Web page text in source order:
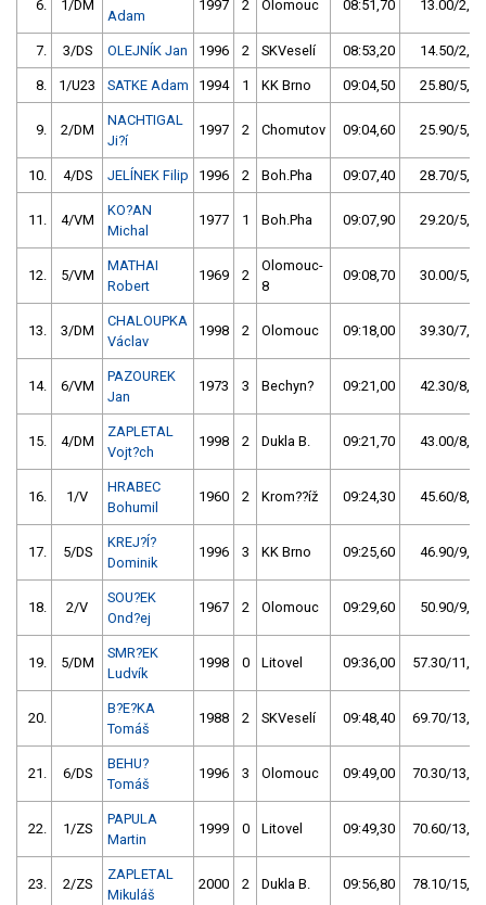
6. 1/DM
Adam
1997 2 Olomouc 08:51,70 13.00/2,5
7. 3/DS OLEJNÍK Jan 1996 2 SKVeselí 08:53,20 14.50/2,8
8. 1/U23 SATKE Adam 1994 1 KK Brno 09:04,50 25.80/5,0
9. 2/DM
NACHTIGAL
Ji?í
1997 2 Chomutov 09:04,60 25.90/5,0
10. 4/DS JELÍNEK Filip 1996 2 Boh.Pha 09:07,40 28.70/5,5
11. 4/VM
KO?AN
Michal
1977 1 Boh.Pha 09:07,90 29.20/5,6
12. 5/VM
MATHAI
Robert
1969 2
Olomouc-
8
09:08,70 30.00/5,8
13. 3/DM
CHALOUPKA
Václav
1998 2 Olomouc 09:18,00 39.30/7,6
14. 6/VM
PAZOUREK
Jan
1973 3 Bechyn? 09:21,00 42.30/8,2
15. 4/DM
ZAPLETAL
Vojt?ch
1998 2 Dukla B. 09:21,70 43.00/8,3
16. 1/V
HRABEC
Bohumil
1960 2 Krom??íž 09:24,30 45.60/8,8
17. 5/DS
KREJ?Í?
Dominik
1996 3 KK Brno 09:25,60 46.90/9,0
18. 2/V
SOU?EK
Ond?ej
1967 2 Olomouc 09:29,60 50.90/9,8
19. 5/DM
SMR?EK
Ludvík
1998 0 Litovel 09:36,00 57.30/11,0
20.
B?E?KA
Tomáš
1988 2 SKVeselí 09:48,40 69.70/13,4
21. 6/DS
BEHU?
Tomáš
1996 3 Olomouc 09:49,00 70.30/13,6
22. 1/ZS
PAPULA
Martin
1999 0 Litovel 09:49,30 70.60/13,6
23. 2/ZS
ZAPLETAL
Mikuláš
2000 2 Dukla B. 09:56,80 78.10/15,1